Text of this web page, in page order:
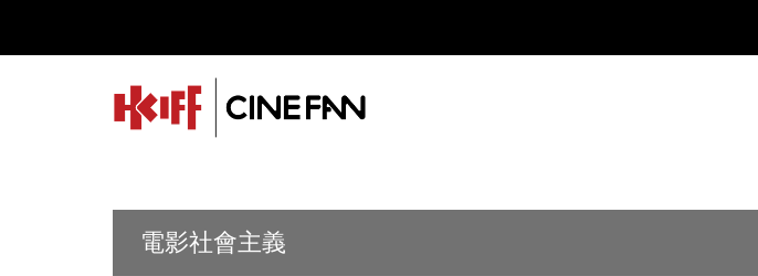
電影社會主義